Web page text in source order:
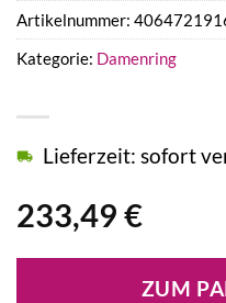
233,49 €
Lieferzeit: sofort
ZUM
Artikelnummer:
Kategorie: Damenring